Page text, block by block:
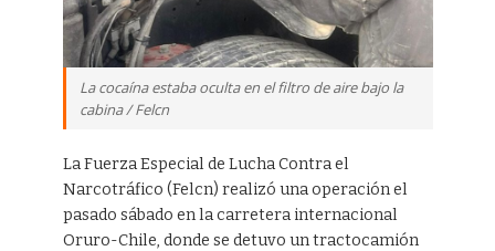
La cocaína estaba oculta en el filtro de aire bajo la
cabina / Felcn
La Fuerza Especial de Lucha Contra el
Narcotráfico (Felcn) realizó una operación el
pasado sábado en la carretera internacional
Oruro-Chile, donde se detuvo un tractocamión